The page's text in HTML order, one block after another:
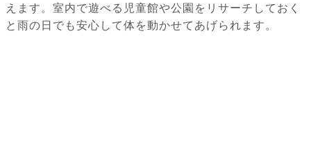
えます。室内で遊べる児童館や公園をリサーチしておく
と雨の日でも安心して体を動かせてあげられます。